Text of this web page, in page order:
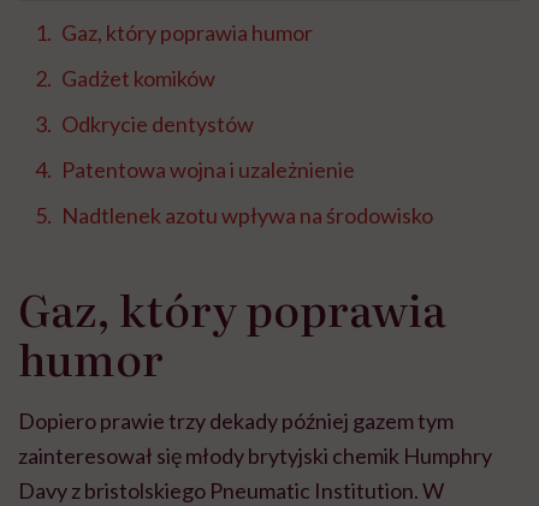
Gaz, który poprawia humor
Gadżet komików
Odkrycie dentystów
Patentowa wojna i uzależnienie
Nadtlenek azotu wpływa na środowisko
Gaz, który poprawia
humor
Dopiero prawie trzy dekady później gazem tym
zainteresował się młody brytyjski chemik Humphry
Davy z bristolskiego Pneumatic Institution. W